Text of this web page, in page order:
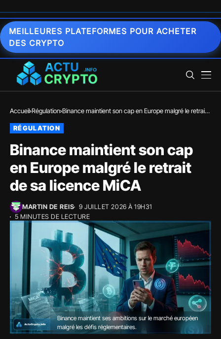
MEILLEURES PLATEFORMES POUR ACHETER
DES CRYPTO
Accueil Régulation Binance maintient son cap en Europe malgré le retrait
RÉGULATION
Binance maintient son cap
en Europe malgré le retrait
de sa licence MiCA
MARTIN DE REIS
9 JUILLET 2026 À 19H31
5 MINUTES DE LECTURE
Binance maintient ses ambitions sur le marché européen
malgré les défis réglementaires.